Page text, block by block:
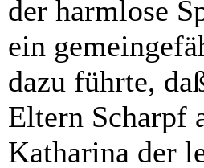
der harmlose
ein
dazu führte,
Eltern Scharpf
Katharina der